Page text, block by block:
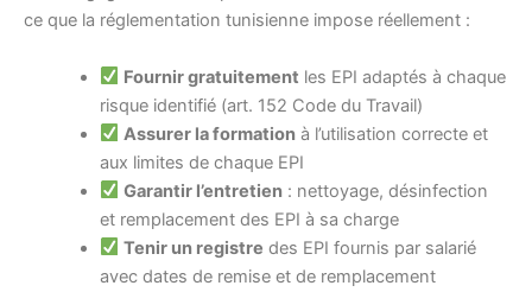
ce que la réglementation tunisienne impose réellement :
Fournir gratuitement les EPI adaptés à chaque
risque identifié (art. 152 Code du Travail)
Assurer la formation à l’utilisation correcte et
aux limites de chaque EPI
Garantir l’entretien : nettoyage, désinfection
et remplacement des EPI à sa charge
Tenir un registre des EPI fournis par salarié
avec dates de remise et de remplacement